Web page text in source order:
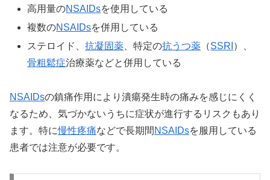
高用量のNSAIDsを使用している
複数のNSAIDsを併用している
ステロイド、抗凝固薬 、特定の抗うつ薬 （SSRI ）、
骨粗鬆症治療薬などと併用している
NSAIDsの鎮痛作用により潰瘍発生時の痛みを感じにくく
なるため、気づかないうちに症状が進行するリスクもあり
ます。特に慢性疼痛などで長期間 NSAIDsを服用している
患者では注意が必要です。